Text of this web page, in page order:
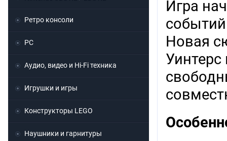
Игра
Новая
Ретро консоли
PC
Аудио, видео и Hi-Fi техника
Игрушки и игры
Конструкторы LEGO
Наушники и гарнитуры